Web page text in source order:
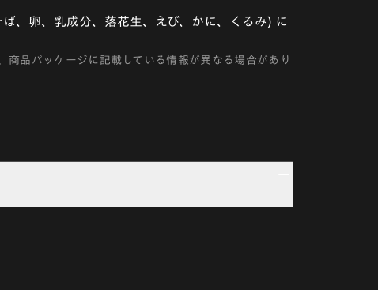
、卵、乳成分、落花生、えび、かに、くるみ) に
品パッケージに記載している情報が異なる場合があり